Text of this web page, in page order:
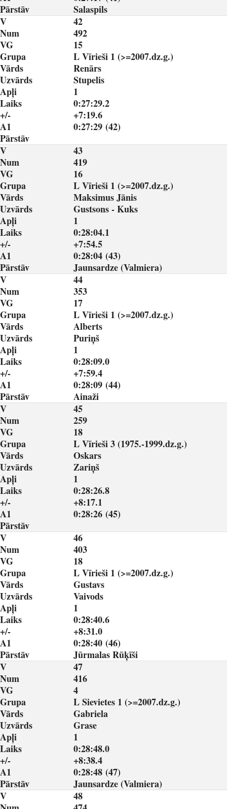
Pārstāv
Salaspils
V
42
Num
492
VG
15
Grupa
L Vīrieši 1 (>=2007.dz.g.)
Vārds
Renārs
Uzvārds
Stupelis
Apļi
1
Laiks
0:27:29.2
+/-
+7:19.6
A1
0:27:29 (42)
Pārstāv
V
43
Num
419
VG
16
Grupa
L Vīrieši 1 (>=2007.dz.g.)
Vārds
Maksimus Jānis
Uzvārds
Gustsons - Kuks
Apļi
1
Laiks
0:28:04.1
+/-
+7:54.5
A1
0:28:04 (43)
Pārstāv
Jaunsardze (Valmiera)
V
44
Num
353
VG
17
Grupa
L Vīrieši 1 (>=2007.dz.g.)
Vārds
Alberts
Uzvārds
Puriņš
Apļi
1
Laiks
0:28:09.0
+/-
+7:59.4
A1
0:28:09 (44)
Pārstāv
Ainaži
V
45
Num
259
VG
18
Grupa
L Vīrieši 3 (1975.-1999.dz.g.)
Vārds
Oskars
Uzvārds
Zariņš
Apļi
1
Laiks
0:28:26.8
+/-
+8:17.1
A1
0:28:26 (45)
Pārstāv
V
46
Num
403
VG
18
Grupa
L Vīrieši 1 (>=2007.dz.g.)
Vārds
Gustavs
Uzvārds
Vaivods
Apļi
1
Laiks
0:28:40.6
+/-
+8:31.0
A1
0:28:40 (46)
Pārstāv
Jūrmalas Rūķīši
V
47
Num
416
VG
4
Grupa
L Sievietes 1 (>=2007.dz.g.)
Vārds
Gabriela
Uzvārds
Grase
Apļi
1
Laiks
0:28:48.0
+/-
+8:38.4
A1
0:28:48 (47)
Pārstāv
Jaunsardze (Valmiera)
V
48